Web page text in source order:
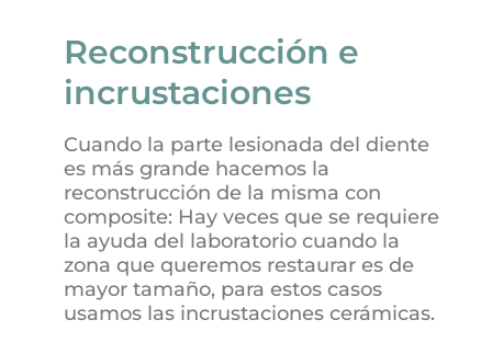
Reconstrucción e
incrustaciones
Cuando la parte lesionada del diente
es más grande hacemos la
reconstrucción de la misma con
composite: Hay veces que se requiere
la ayuda del laboratorio cuando la
zona que queremos restaurar es de
mayor tamaño, para estos casos
usamos las incrustaciones cerámicas.